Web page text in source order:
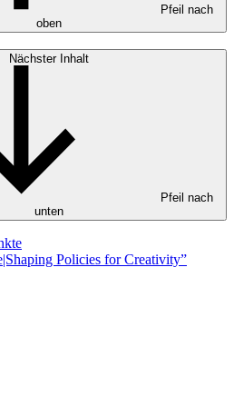
Pfeil nach
oben
Nächster Inhalt
Pfeil nach
unten
Policies for Creativity”